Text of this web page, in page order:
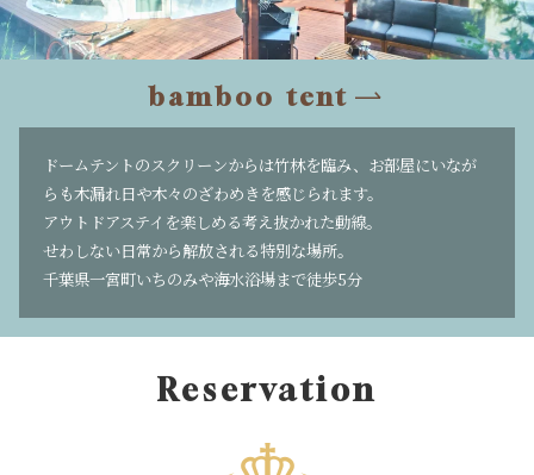
bamboo tent
ドームテントのスクリーンからは竹林を臨み、お部屋にいなが
らも木漏れ日や木々のざわめきを感じられます。
アウトドアステイを楽しめる考え抜かれた動線。
せわしない日常から解放される特別な場所。
千葉県一宮町いちのみや海水浴場まで徒歩5分
Reservation